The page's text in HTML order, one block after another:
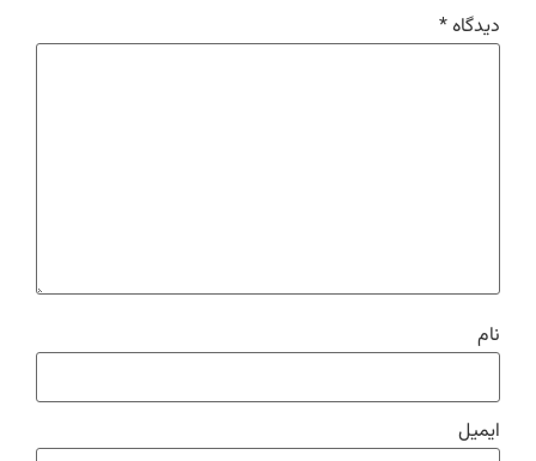
دیدگاه*
نام
ایمیل